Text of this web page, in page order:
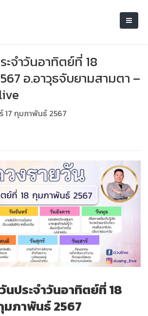
ะจำวันอาทิตย์ที่ 18
อ.อาวุธจับยามสามตา –
17 กุมภาพันธ์ 2567
นประจำวันอาทิตย์ที่ 18
มภาพันธ์ 2567